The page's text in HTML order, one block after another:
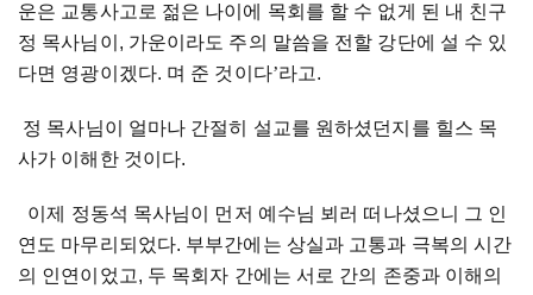
운은 교통사고로 젊은 나이에 목회를 할 수 없게 된 내 친구
정 목사님이, 가운이라도 주의 말씀을 전할 강단에 설 수 있
다면 영광이겠다. 며 준 것이다’라고.
정 목사님이 얼마나 간절히 설교를 원하셨던지를 힐스 목
사가 이해한 것이다.
이제 정동석 목사님이 먼저 예수님 뵈러 떠나셨으니 그 인
연도 마무리되었다. 부부간에는 상실과 고통과 극복의 시간
의 인연이었고, 두 목회자 간에는 서로 간의 존중과 이해의